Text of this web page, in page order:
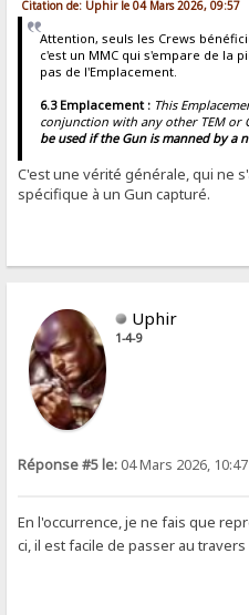
Citation de: Uphir le 04 Mars 2026, 09:57
Attention, seuls les Crews
c'est un MMC qui s'empare de la
pas de l'Emplacement.
6.3 Emplacement : This
conjunction with any other TEM or
be used if the Gun is manned by a
C'est une vérité générale, qui ne
spécifique à un Gun capturé.
Uphir
1-4-9
Réponse #5 le: 04 Mars 2026, 10:47
En l'occurrence, je ne fais que
ci, il est facile de passer au travers